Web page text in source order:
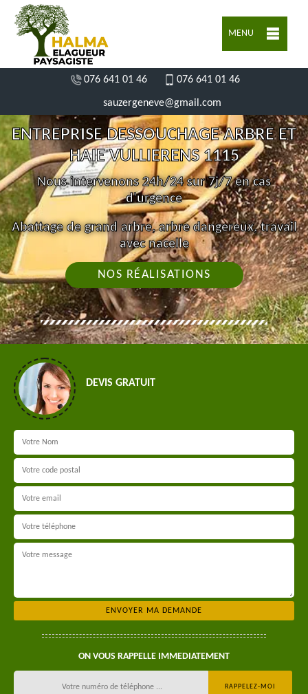
MENU
076 641 01 46 076 641 01 46
sauzergeneve@gmail.com
ENTREPRISE DESSOUCHAGE ARBRE ET
HAIE VULLIERENS 1115
Nous intervenons 24h/24 sur 7j/7 en cas
d'urgence
Abattage de grand arbre, arbre dangereux, travail
avec nacelle
NOS RÉALISATIONS
DEVIS GRATUIT
ON VOUS RAPPELLE IMMEDIATEMENT